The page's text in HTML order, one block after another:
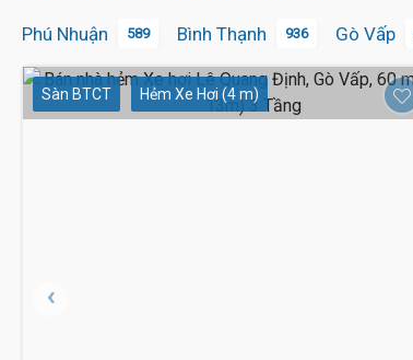
Phú Nhuận 589 Bình Thạnh 936 Gò Vấp
Sàn BTCT Hẻm Xe Hơi (4 m)